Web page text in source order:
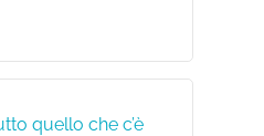
quello che c’è